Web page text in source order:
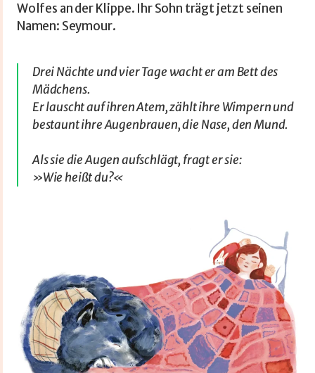
Wolfes an der Klippe. Ihr Sohn trägt jetzt seinen
Namen: Seymour.
Drei Nächte und vier Tage wacht er am Bett des
Mädchens.
Er lauscht auf ihren Atem, zählt ihre Wimpern und
bestaunt ihre Augenbrauen, die Nase, den Mund.
Als sie die Augen aufschlägt, fragt er sie:
»Wie heißt du?«